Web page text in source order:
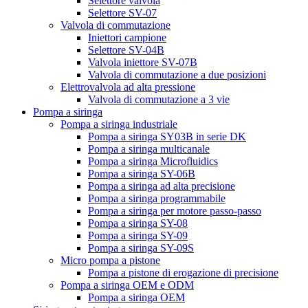
Selettore SV-07
Valvola di commutazione
Iniettori campione
Selettore SV-04B
Valvola iniettore SV-07B
Valvola di commutazione a due posizioni
Elettrovalvola ad alta pressione
Valvola di commutazione a 3 vie
Pompa a siringa
Pompa a siringa industriale
Pompa a siringa SY03B in serie DK
Pompa a siringa multicanale
Pompa a siringa Microfluidics
Pompa a siringa SY-06B
Pompa a siringa ad alta precisione
Pompa a siringa programmabile
Pompa a siringa per motore passo-passo
Pompa a siringa SY-08
Pompa a siringa SY-09
Pompa a siringa SY-09S
Micro pompa a pistone
Pompa a pistone di erogazione di precisione
Pompa a siringa OEM e ODM
Pompa a siringa OEM